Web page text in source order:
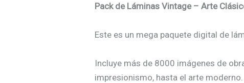
Pack de Láminas Vintage – Arte
Este es un mega paquete digital de
Incluye más de 8000 imágenes de
impresionismo, hasta el arte